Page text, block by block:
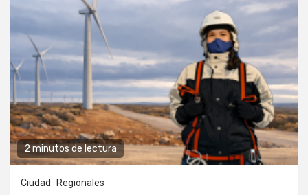
2 minutos de lectura
Ciudad Regionales